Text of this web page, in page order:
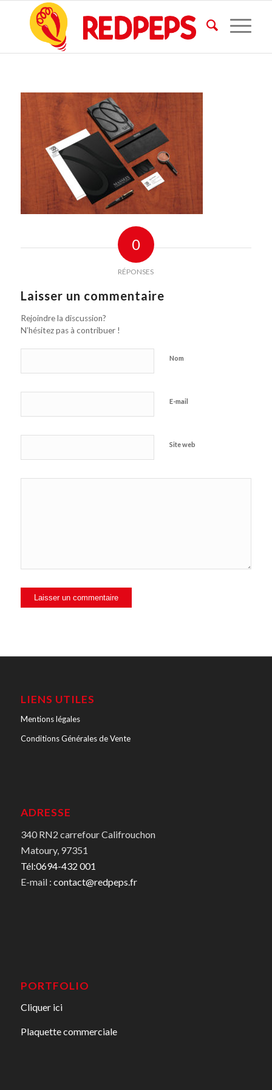
0
RÉPONSES
Laisser un commentaire
Rejoindre la discussion?
N’hésitez pas à contribuer !
Nom
E-mail
Site web
LIENS UTILES
Mentions légales
Conditions Générales de Vente
ADRESSE
340 RN2 carrefour Califrouchon
Matoury, 97351
Tél:0694-432 001
E-mail : contact@redpeps.fr
PORTFOLIO
Cliquer ici
Plaquette commerciale